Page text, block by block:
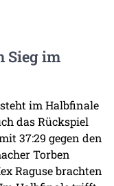
Sieg im
im Halbfinale
das Rückspiel
37:29 gegen den
Torben
Raguse brachten